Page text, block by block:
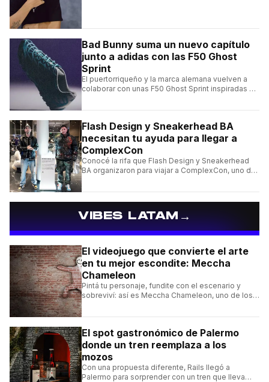
Bad Bunny suma un nuevo capítulo
junto a adidas con las F50 Ghost
Sprint
El puertorriqueño y la marca alemana vuelven a
colaborar con unas F50 Ghost Sprint inspiradas en
Flash Design y Sneakerhead BA
necesitan tu ayuda para llegar a
ComplexCon
Conocé la rifa que Flash Design y Sneakerhead
BA organizaron para viajar a ComplexCon, uno de
VIBES LATAM →
El videojuego que convierte el arte
en tu mejor escondite: Meccha
Chameleon
Pintá tu personaje, fundite con el escenario y
sobreviví: así es Meccha Chameleon, uno de los
El spot gastronómico de Palermo
donde un tren reemplaza a los
mozos
Con una propuesta diferente, Rails llegó a
Palermo para sorprender con un tren que lleva